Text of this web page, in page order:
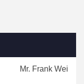
Mr. Frank Wei